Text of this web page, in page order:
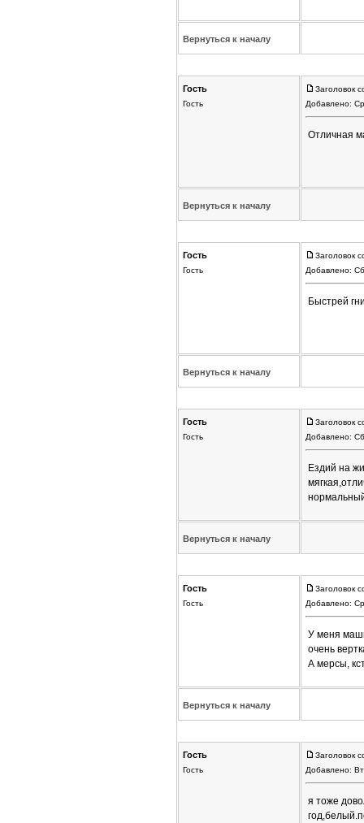
Вернуться к началу
Гость
Гость
Заголовок
Добавлено:
Отличная
Вернуться к началу
Гость
Гость
Заголовок
Добавлено:
Быстрей
Вернуться к началу
Гость
Гость
Заголовок
Добавлено:
Ездий на
Вернуться к началу
Гость
Гость
Заголовок
Добавлено:
У меня
очень
А мерсы,
Вернуться к началу
Гость
Гость
Заголовок
Добавлено:
я тоже